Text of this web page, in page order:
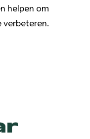
helpen om
verbeteren.